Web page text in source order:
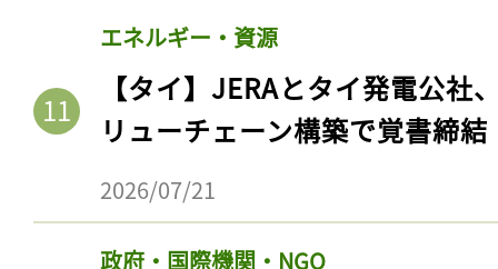
エネルギー・資源
【タイ】JERAとタイ発電公社
リューチェーン構築で覚書締結
2026/07/21
政府・国際機関・NGO